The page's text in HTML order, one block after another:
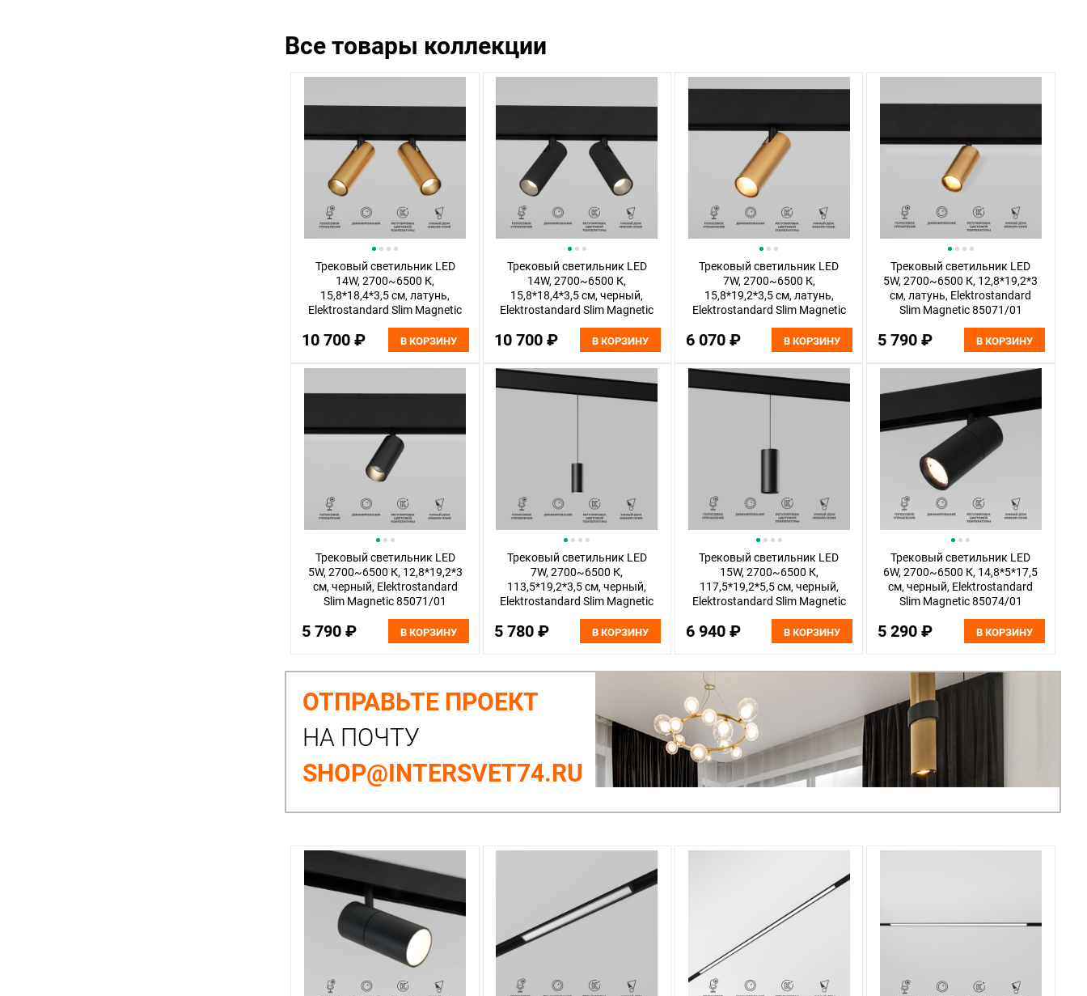
Все товары коллекции
Трековый светильник LED
14W, 2700~6500 К,
15,8*18,4*3,5 см, латунь,
Elektrostandard Slim Magnetic
10 700 ₽ В КОРЗИНУ
Трековый светильник LED
14W, 2700~6500 К,
15,8*18,4*3,5 см, черный,
Elektrostandard Slim Magnetic
10 700 ₽ В КОРЗИНУ
Трековый светильник LED
7W, 2700~6500 К,
15,8*19,2*3,5 см, латунь,
Elektrostandard Slim Magnetic
6 070 ₽ В КОРЗИНУ
Трековый светильник LED
5W, 2700~6500 К, 12,8*19,2*3
см, латунь, Elektrostandard
Slim Magnetic 85071/01
5 790 ₽ В КОРЗИНУ
Трековый светильник LED
5W, 2700~6500 К, 12,8*19,2*3
см, черный, Elektrostandard
Slim Magnetic 85071/01
5 790 ₽ В КОРЗИНУ
Трековый светильник LED
7W, 2700~6500 К,
113,5*19,2*3,5 см, черный,
Elektrostandard Slim Magnetic
5 780 ₽ В КОРЗИНУ
Трековый светильник LED
15W, 2700~6500 К,
117,5*19,2*5,5 см, черный,
Elektrostandard Slim Magnetic
6 940 ₽ В КОРЗИНУ
Трековый светильник LED
6W, 2700~6500 К, 14,8*5*17,5
см, черный, Elektrostandard
Slim Magnetic 85074/01
5 290 ₽ В КОРЗИНУ
ОТПРАВЬТЕ ПРОЕКТ
НА ПОЧТУ
SHOP@INTERSVET74.RU